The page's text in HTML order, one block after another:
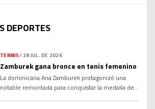
DEPORTES
TENNIS/ 28 JUL. DE 2026
Zamburek gana bronce en tenis femenino
La dominicana Ana Zamburek protagonizó una
notable remontada para conquistar la medalla de